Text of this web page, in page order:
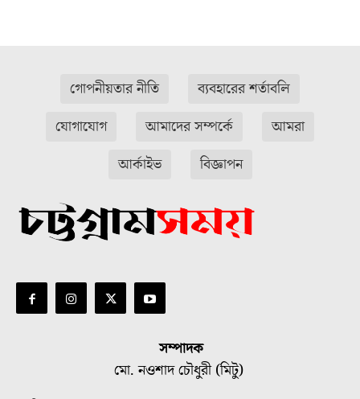
গোপনীয়তার নীতি
ব্যবহারের শর্তাবলি
যোগাযোগ
আমাদের সম্পর্কে
আমরা
আর্কাইভ
বিজ্ঞাপন
সম্পাদক
মো. নওশাদ চৌধুরী (মিটু)